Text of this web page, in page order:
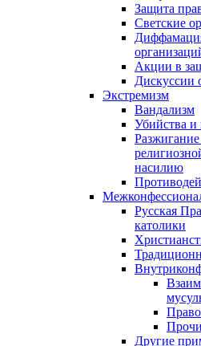
Защита
Светские
Акции в
Дискуссии
Экстремизм
Вандализм
Убийства и
насилию
Русская
католики
Другие